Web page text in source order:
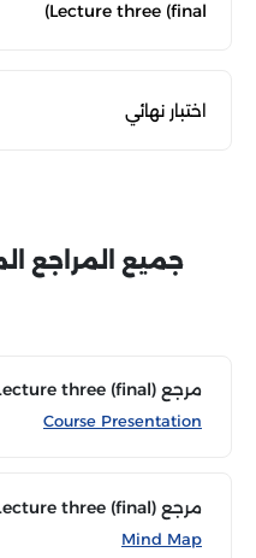
Lecture three (final)
اختبار نهائي
جميع المراجع
مرجع Lecture three (final)
Course Presentation
مرجع Lecture three (final)
Mind Map